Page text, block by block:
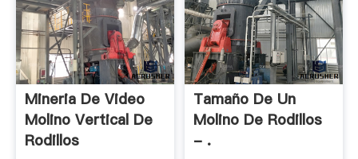
Mineria De Video
Molino Vertical De
Rodillos
Tamaño De Un
Molino De Rodillos
- .